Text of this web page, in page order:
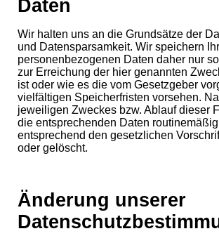
Daten
Wir halten uns an die Grundsätze der
und Datensparsamkeit. Wir speichern
personenbezogenen Daten daher nur
zur Erreichung der hier genannten
ist oder wie es die vom Gesetzgeber
vielfältigen Speicherfristen vorsehen.
jeweiligen Zweckes bzw. Ablauf dieser
die entsprechenden Daten
entsprechend den gesetzlichen
oder gelöscht.
Änderung unserer